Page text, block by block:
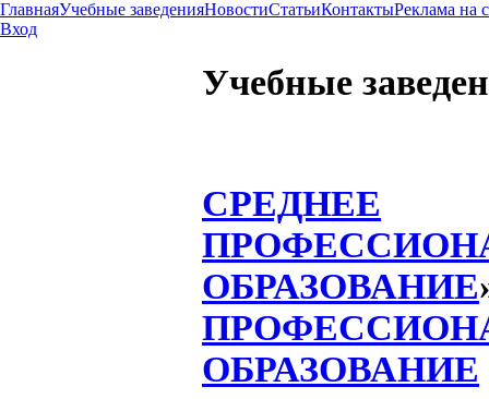
ГлавнаяУчебные заведенияНовостиСтатьиКонтактыРеклама на
Вход
Учебные
СРЕДНЕЕ
ОБРАЗОВАНИЕ
ОБРАЗОВАНИЕ